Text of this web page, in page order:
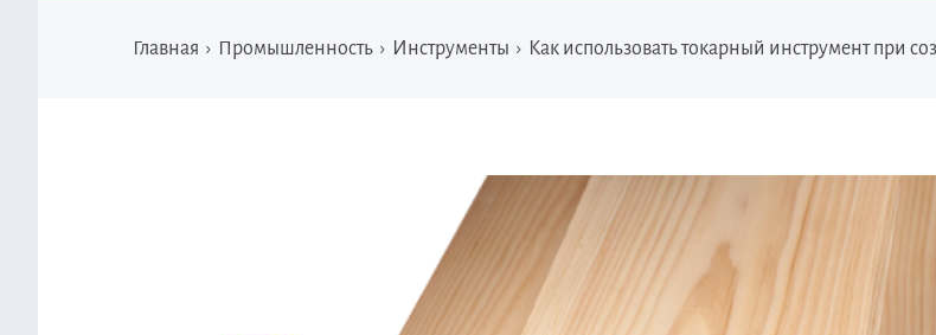
Главная › Промышленность › Инструменты › Как использовать токарный инструмент при